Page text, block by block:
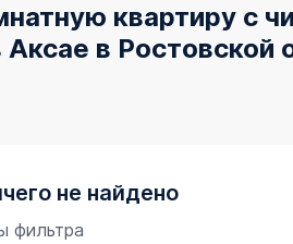
квартиру с
в Ростовской
не найдено
фильтра